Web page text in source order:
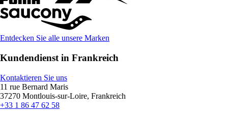
Entdecken Sie alle unsere Marken
Kundendienst in Frankreich
Kontaktieren Sie uns
11 rue Bernard Maris
37270 Montlouis-sur-Loire, Frankreich
+33 1 86 47 62 58